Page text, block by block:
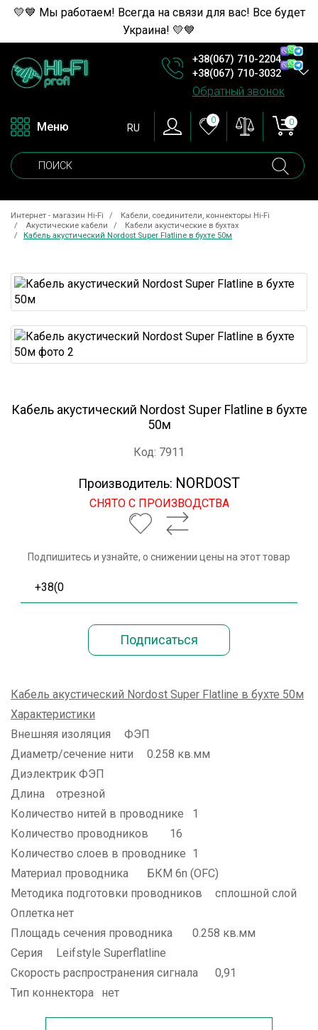
💛💙 Мы работаем! Всегда на связи для вас! Все будет
Украина! 💛💙
+38(067) 710-2204
+38(067) 710-3032
Обратный звонок
Меню RU
0 0
Интернет - магазин Hi-Fi
Кабели, соединители, коннекторы Hi-Fi
Акустические кабели
Кабели акустические в бухтах
Кабель акустический Nordost Super Flatline в бухте 50м
Кабель акустический Nordost Super Flatline в бухте
50м
Код: 7911
Производитель: NORDOST
СНЯТО С ПРОИЗВОДСТВА
Подпишитесь и узнайте, о снижении цены на этот товар
Кабель акустический Nordost Super Flatline в бухте 50м
Характеристики
Внешняя изоляция
ФЭП
Диаметр/сечение нити
0.258 кв.мм
Диэлектрик ФЭП
Длина
отрезной
Количество нитей в проводнике
1
Количество проводников
16
Количество слоев в проводнике 1
Материал проводника
БКМ 6n (ОFС)
Методика подготовки проводников
сплошной слой
Оплетканет
Площадь сечения проводника
0.258 кв.мм
Серия
Leifstyle Superflatline
Скорость распространения сигнала
0,91
Тип коннектора
нет